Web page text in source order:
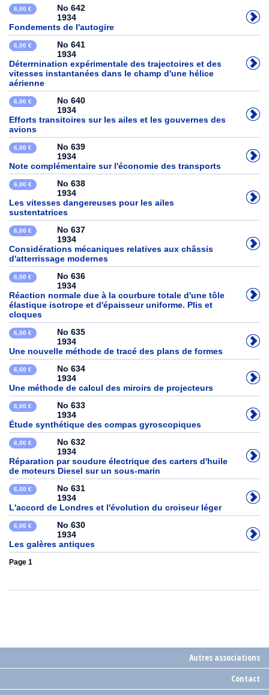
6,00 €
No 642
1934
Fondements de l'autogire
6,00 €
No 641
1934
Déterrnination expérimentale des trajectoires et des
vitesses instantanées dans le champ d'une hélice
aérienne
6,00 €
No 640
1934
Efforts transitoires sur les ailes et les gouvernes des
avions
6,00 €
No 639
1934
Note complémentaire sur l'économie des transports
6,00 €
No 638
1934
Les vitesses dangereuses pour les ailes
sustentatrices
6,00 €
No 637
1934
Considérations mécaniques relatives aux châssis
d'atterrissage modernes
6,00 €
No 636
1934
Réaction normale due à la courbure totale d'une tôle
élastique isotrope et d'épaisseur uniforme. Plis et
cloques
6,00 €
No 635
1934
Une nouvelle méthode de tracé des plans de formes
6,00 €
No 634
1934
Une méthode de calcul des miroirs de projecteurs
6,00 €
No 633
1934
Étude synthétique des compas gyroscopiques
6,00 €
No 632
1934
Réparation par soudure électrique des carters d'huile
de moteurs Diesel sur un sous-marin
6,00 €
No 631
1934
L'accord de Londres et l'évolution du croiseur léger
6,00 €
No 630
1934
Les galères antiques
Page 1
Autres associations
Contact